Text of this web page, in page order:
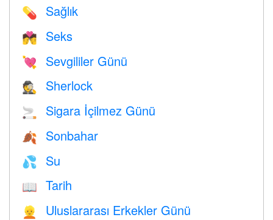
💊 Sağlık
💏 Seks
💘 Sevgililer Günü
🕵️ Sherlock
🚬 Sigara İçilmez Günü
🍂 Sonbahar
💦 Su
📖 Tarih
👱 Uluslararası Erkekler Günü